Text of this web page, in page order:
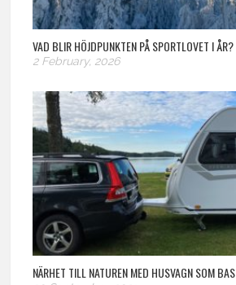
VAD BLIR HÖJDPUNKTEN PÅ SPORTLOVET I ÅR?
2 February, 2026
NÄRHET TILL NATUREN MED HUSVAGN SOM BAS